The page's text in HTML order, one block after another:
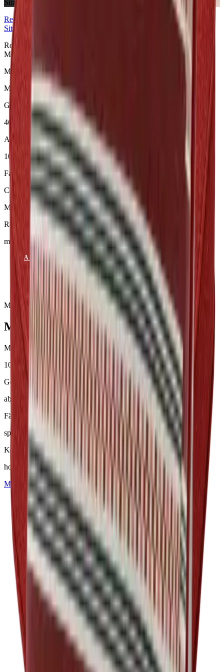
Sitzkissen
Red
Sitzkissen
Rocky Mountain Crimson Red Sitzkissen aus der Red Collection.
Material: Mackintosh®.
Material
Mackintosh®
Größe
46 × 45 × 6 cm
Artikelcode
101.813
Farbe
Crimson Red
Muster
Rocky Mountain
mit Keder
ANFRAGE SENDEN
KATALOG ANSEHEN
Muster & Beratung auf Anfrage
Mackintosh®
Material
100 % Olefin
Gewicht
ab 260 g/m²
Färbung
spinndüsengefärbt
Komfort
hoher Sitzkomfort
Mehr über
Mackintosh® erfahren